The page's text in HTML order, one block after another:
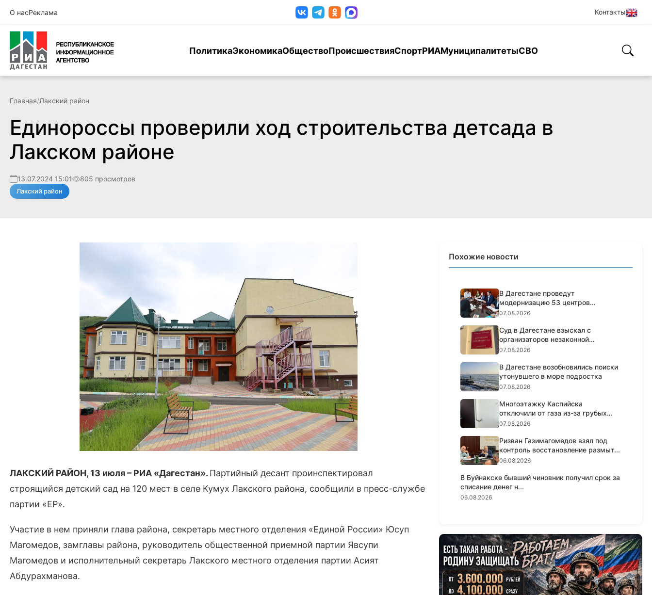
О насРеклама Контакты
ПолитикаЭкономикаОбществоПроисшествияСпортРИАМуниципалитетыСВО
Главная/Лакский район
Единороссы проверили ход строительства детсада в
Лакском районе
13.07.2024 15:01 805 просмотров
Лакский район
ЛАКСКИЙ РАЙОН, 13 июля – РИА «Дагестан». Партийный десант проинспектировал
строящийся детский сад на 120 мест в селе Кумух Лакского района, сообщили в пресс-службе
партии «ЕР».
Участие в нем приняли глава района, секретарь местного отделения «Единой России» Юсуп
Магомедов, замглавы района, руководитель общественной приемной партии Явсупи
Магомедов и исполнительный секретарь Лакского местного отделения партии Асият
Абдурахманова.
Похожие новости
В Дагестане проведут
модернизацию 53 центров
занятости насел...
07.08.2026
Суд в Дагестане взыскал с
организаторов незаконной
банковско...
07.08.2026
В Дагестане возобновились поиски
утонувшего в море подростка
07.08.2026
Многоэтажку Каспийска
отключили от газа из-за грубых
нарушен...
07.08.2026
Ризван Газимагомедов взял под
контроль восстановление размыт...
06.08.2026
В Буйнакске бывший чиновник получил срок за
списание денег н...
06.08.2026